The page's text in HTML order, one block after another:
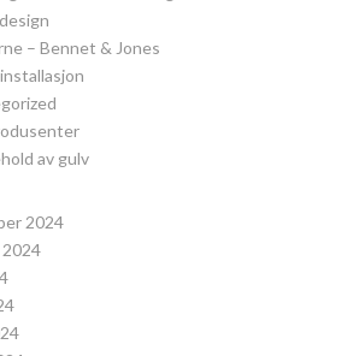
– Bennet & Jones
av gulv
2024